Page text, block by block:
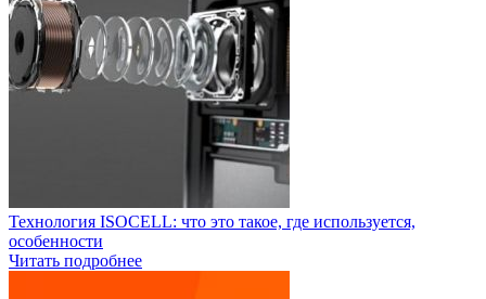
Технология ISOCELL: что это такое, где используется,
особенности
Читать подробнее